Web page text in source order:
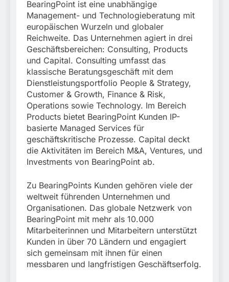
BearingPoint ist eine unabhängige
Management- und Technologieberatung mit
europäischen Wurzeln und globaler
Reichweite. Das Unternehmen agiert in drei
Geschäftsbereichen: Consulting, Products
und Capital. Consulting umfasst das
klassische Beratungsgeschäft mit dem
Dienstleistungsportfolio People & Strategy,
Customer & Growth, Finance & Risk,
Operations sowie Technology. Im Bereich
Products bietet BearingPoint Kunden IP-
basierte Managed Services für
geschäftskritische Prozesse. Capital deckt
die Aktivitäten im Bereich M&A, Ventures, und
Investments von BearingPoint ab.
Zu BearingPoints Kunden gehören viele der
weltweit führenden Unternehmen und
Organisationen. Das globale Netzwerk von
BearingPoint mit mehr als 10.000
Mitarbeiterinnen und Mitarbeitern unterstützt
Kunden in über 70 Ländern und engagiert
sich gemeinsam mit ihnen für einen
messbaren und langfristigen Geschäftserfolg.